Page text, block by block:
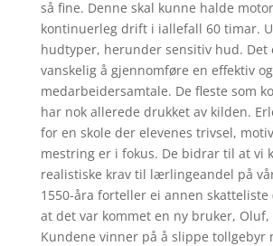
så fine. Denne skal kunne halde
kontinuerleg drift i iallefall 60 timar.
hudtyper, herunder sensitiv hud. Det
vanskelig å gjennomføre en effektiv
medarbeidersamtale. De fleste som
har nok allerede drukket av kilden.
for en skole der elevenes trivsel,
mestring er i fokus. De bidrar til at vi
realistiske krav til lærlingeandel på
1550-åra forteller ei annen skatteliste
at det var kommet en ny bruker, Oluf,
Kundene vinner på å slippe tollgebyr